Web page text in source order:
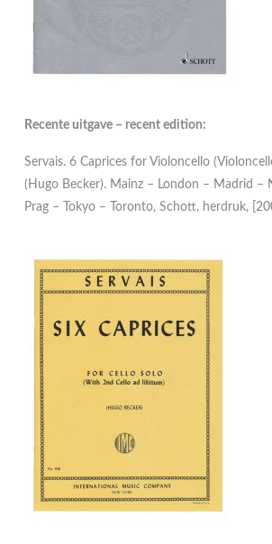
Recente uitgave – recent edition:
Servais. 6 Caprices for Violoncello
(Hugo Becker). Mainz – London – Madrid –
Prag – Tokyo – Toronto, Schott, herdruk,